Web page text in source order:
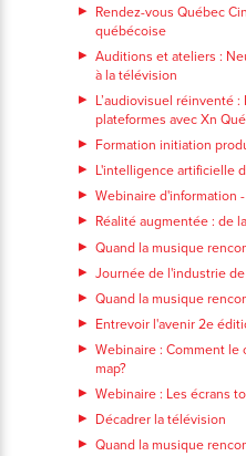
Rendez-vous Québec
québécoise
Auditions et ateliers :
à la télévision
L’audiovisuel réinventé
plateformes avec Xn
Formation initiation
L'intelligence artificielle
Webinaire d'information
Réalité augmentée : de
Quand la musique
Journée de l'industrie
Quand la musique
Entrevoir l'avenir 2e
Webinaire : Comment
map?
Webinaire : Les écrans
Décadrer la télévision
Quand la musique